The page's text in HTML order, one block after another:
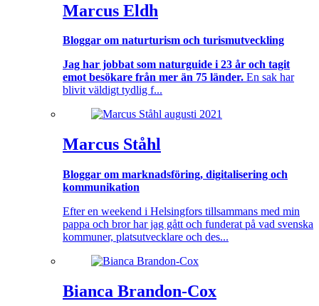
Marcus Eldh
Bloggar om naturturism och turismutveckling
Jag har jobbat som naturguide i 23 år och tagit
emot besökare från mer än 75 länder. En sak har
blivit väldigt tydlig f...
Marcus Ståhl
Bloggar om marknadsföring, digitalisering och
kommunikation
Efter en weekend i Helsingfors tillsammans med min
pappa och bror har jag gått och funderat på vad svenska
kommuner, platsutvecklare och des...
Bianca Brandon-Cox